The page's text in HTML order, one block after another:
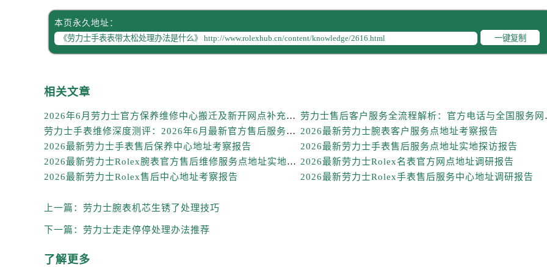
吉林省梅河口市新华街道梅河大街劳力士售后服务中心（需提前预约）
吉林省四平市铁东区紫气大路与南九经街交汇处劳力士售后服务中心（需提前预约）
辽宁省鞍山市铁东区站前街劳力士售后服务中心（需提前预约）
辽宁省本溪市平山区胜利路劳力士售后服务中心（需提前预约）
辽宁省朝阳市双塔区新华路劳力士售后服务中心（需提前预约）
辽宁省丹东市振兴区七经街劳力士售后服务中心（需提前预约）
辽宁省阜新市海州区解放大街劳力士售后服务中心（需提前预约）
辽宁省葫芦岛市连山区中央路劳力士售后服务中心（需提前预约）
本页永久地址：
一键复制
相关文章
2026年6月劳力士官方保养维修中心搬迁及新开网点补充最终告知文件
劳力士售后
劳力士手表维修深度测评：2026年6月最新官方售后服务网点全盘点 2026最新劳力士腕表客户服务点地址考察报告
2026最新劳力士手表售后保养中心地址考察报告
2026最新劳力士手表售后服务点地址实地探访报告
2026最新劳力士Rolex腕表官方售后维修服务点地址实地探访报告 2026最新劳力士Rolex名表官方网点地址调研报告
2026最新劳力士Rolex售后中心地址考察报告
2026最新劳力士Rolex手表售后服务中心地址调研报告
上一篇： 劳力士腕表机芯生锈了处理技巧
下一篇： 劳力士走走停停处理办法推荐
了解更多